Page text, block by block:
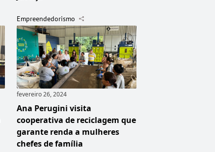
Empreendedorismo
fevereiro 26, 2024
Ana Perugini visita
cooperativa de reciclagem que
garante renda a mulheres
chefes de família